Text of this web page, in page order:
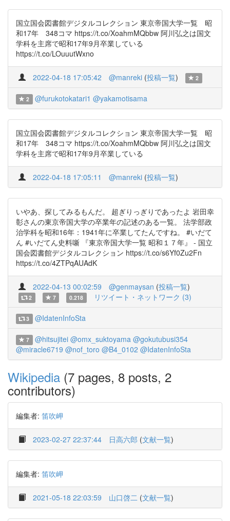
国立国会図書館デジタルコレクション 東京帝国大学一覧 昭
和17年 348コマ https://t.co/XoahmMQbbw 阿川弘之は国文
学科を主席で昭和17年9月卒業している
https://t.co/LOuuutWxno
2022-04-18 17:05:42 @manreki (投稿一覧) 2
2 @furukotokatari1 @yakamotisama
国立国会図書館デジタルコレクション 東京帝国大学一覧 昭
和17年 348コマ https://t.co/XoahmMQbbw 阿川弘之は国文
学科を主席で昭和17年9月卒業している
2022-04-18 17:05:11 @manreki (投稿一覧)
いやあ、探してみるもんだ。 超ぎりっぎりであったよ 岩田幸
彰さんの東京帝国大学の卒業年の記述のある一覧。 法学部政
治学科を昭和16年：1941年に卒業してたんですね。 #いだて
ん #いだてん史料噺 『東京帝国大学一覧 昭和１７年』 - 国立
国会図書館デジタルコレクション https://t.co/s6Yf0Zu2Fn
https://t.co/4ZTPqAUAdK
2022-04-13 00:02:59 @genmaysan (投稿一覧)
2 7 0.218 リツイート・ネットワーク (3)
3 @IdatenInfoSta
7 @hitsujitei @omx_suktoyama @gokutubusi354
@miracle6719 @nof_toro @B4_0102 @IdatenInfoSta
Wikipedia (7 pages, 8 posts, 2
contributors)
編集者: 笛吹岬
2023-02-27 22:37:44 日高六郎 (文献一覧)
編集者: 笛吹岬
2021-05-18 22:03:59 山口啓二 (文献一覧)